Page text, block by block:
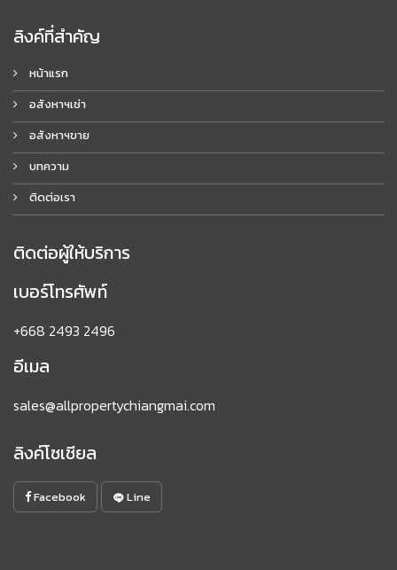
ลิงค์ที่สำคัญ
หน้าแรก
อสังหาฯเช่า
อสังหาฯขาย
บทความ
ติดต่อเรา
ติดต่อผู้ให้บริการ
เบอร์โทรศัพท์
+668 2493 2496
อีเมล
sales@allpropertychiangmai.com
ลิงค์โซเชียล
Facebook Line